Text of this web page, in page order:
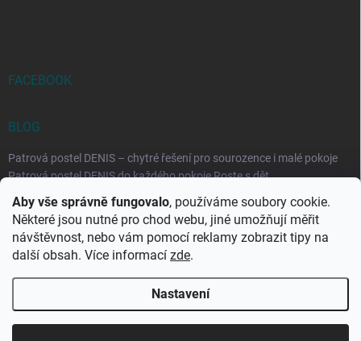
Aby vše správně fungovalo, používáme soubory cookie.
Některé jsou nutné pro chod webu, jiné umožňují měřit
návštěvnost, nebo vám pomocí reklamy zobrazit tipy na
další obsah. Více informací zde.
Nastavení
FACEBOOK
BLOG
Patrová postel DENIS – chytré řešení pro sourozence i malé pokoje
Patrová postel DENIS do každého pokoje Roste s dět...
Rozkládací postele RELAX – ideální řešení pro malé prostory i
každodenní spaní
Rozkládací postel, která se přizpůsobí vašemu živo...
Copyright 2026DK-obchod.cz. Všechna práva vyhrazena.Upravit